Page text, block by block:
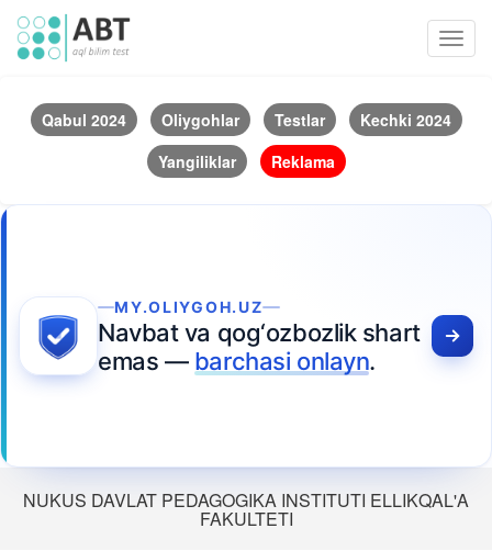
Qabul 2024 Oliygohlar Testlar
Kechki 2024
Yangiliklar
Reklama
MY.OLIYGOH.UZ
Navbat va qog‘ozbozlik shart
emas — barchasi onlayn.
NUKUS DAVLAT PEDAGOGIKA INSTITUTI ELLIKQAL'A
FAKULTETI